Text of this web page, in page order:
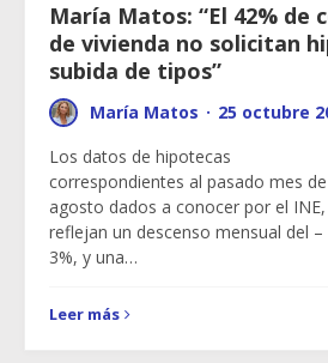
María Matos: “El 42% de
de vivienda no solicitan
subida de tipos”
María Matos · 25 octubre
Los datos de hipotecas
correspondientes al pasado mes de
agosto dados a conocer por el INE,
reflejan un descenso mensual del –
3%, y una…
Leer más